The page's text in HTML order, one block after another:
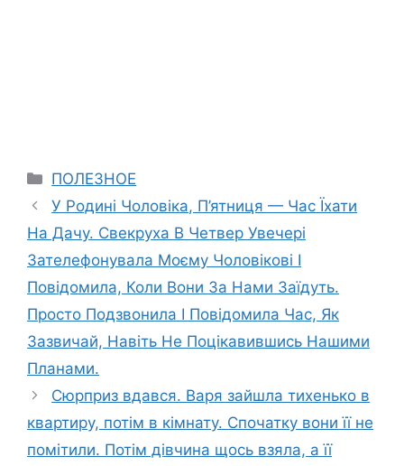
Categories
ПОЛЕЗНОЕ
У Родині Чоловіка, П’ятниця — Час Їхати
На Дачу. Свекруха В Четвер Увечері
Зателефонувала Моєму Чоловікові І
Повідомила, Коли Вони За Нами Заїдуть.
Просто Подзвонила І Повідомила Час, Як
Зазвичай, Навіть Не Поцікавившись Нашими
Планами.
Сюрприз вдався. Варя зайшла тихенько в
квартиру, потім в кімнату. Спочатку вони її не
помітили. Потім дівчина щось взяла, а її